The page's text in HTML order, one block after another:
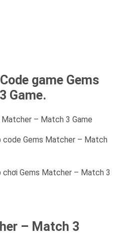
game Gems
Game.
– Match 3 Game
code Gems Matcher – Match
Gems Matcher – Match 3
– Match 3